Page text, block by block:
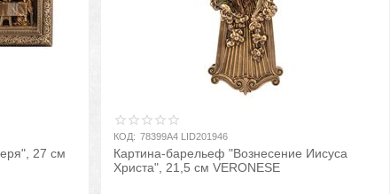
27 см
КОД: 78399A4 LID201946
Картина-барельеф "Вознесение Иисуса
Христа", 21,5 см VERONESE